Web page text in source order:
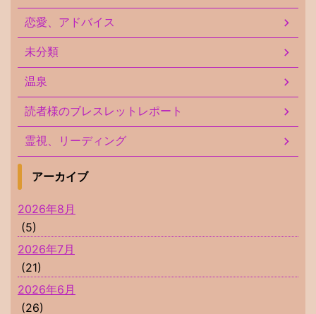
恋愛、アドバイス
未分類
温泉
読者様のブレスレットレポート
霊視、リーディング
アーカイブ
2026年8月
(5)
2026年7月
(21)
2026年6月
(26)